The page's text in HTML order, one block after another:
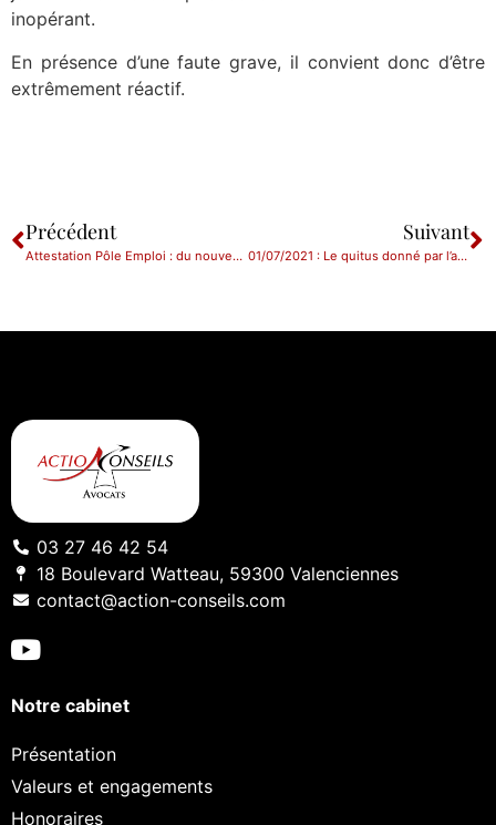
inopérant.
En présence d’une faute grave, il convient donc d’être
extrêmement réactif.
Précédent
Attestation Pôle Emploi : du nouveau depuis le 1er Juin !
Suivant
01/07/2021 : Le quitus donné par l’assemblée des associés n’exonère pas le gérant de ses fautes de gestion
03 27 46 42 54
18 Boulevard Watteau, 59300 Valenciennes
contact@action-conseils.com
Notre cabinet
Présentation
Valeurs et engagements
Honoraires